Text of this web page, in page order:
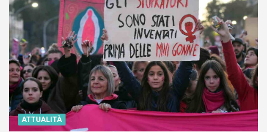
ATTUALITÀ